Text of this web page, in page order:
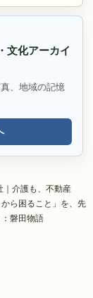
文化アーカイ
、地域の記憶
介護も、不動産
ら困ること」を、先
磐田物語